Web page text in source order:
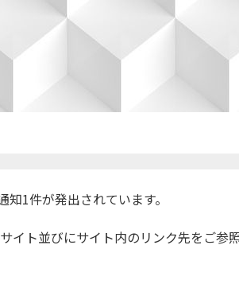
知1件が発出されています。
イト並びにサイト内のリンク先をご参